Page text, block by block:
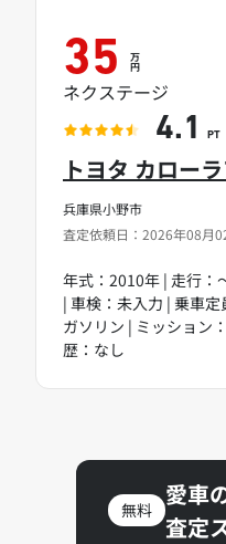
兵庫県小野市
査定依頼日：2026年08月
トヨタ カロー
年式：2010年 | 走行：
| 車検：未入力 | 乗車定
ガソリン | ミッション
歴：なし
35 万
円
ネクステージ
4.1 PT
無料
愛車
査定